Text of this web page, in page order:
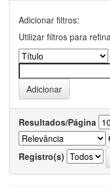
Adicionar filtros:
Utilizar filtros para
Resultados/Página
Registro(s)